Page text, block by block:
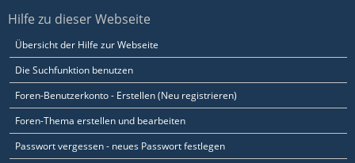
Hilfe zu dieser Webseite
Übersicht der Hilfe zur Webseite
Die Suchfunktion benutzen
Foren-Benutzerkonto - Erstellen (Neu registrieren)
Foren-Thema erstellen und bearbeiten
Passwort vergessen - neues Passwort festlegen